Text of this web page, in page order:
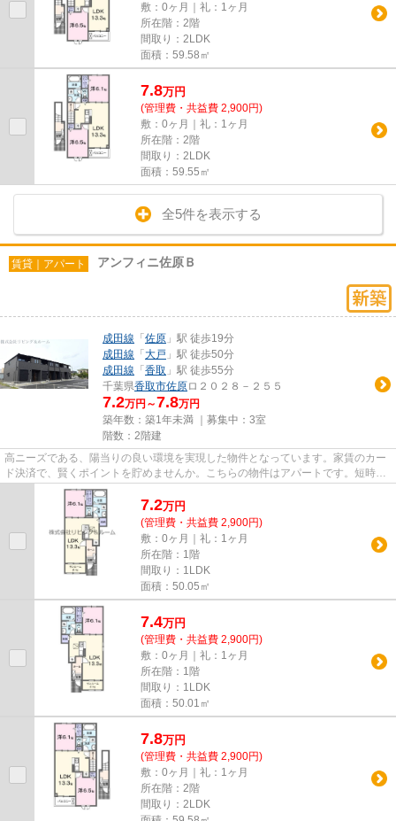
敷：0ヶ月｜礼：1ヶ月
所在階：2階
間取り：2LDK
面積：59.58㎡
7.8万円
(管理費・共益費 2,900円)
敷：0ヶ月｜礼：1ヶ月
所在階：2階
間取り：2LDK
面積：59.55㎡
全5件を表示する
賃貸｜アパート アンフィニ佐原Ｂ
成田線 「 佐原 」駅 徒歩19分
成田線 「 大戸 」駅 徒歩50分
成田線 「 香取 」駅 徒歩55分
千葉県香取市佐原ロ２０２８－２５５
7.2万円～7.8万円
築年数：築1年未満 ｜募集中： 3室
階数：2階建
高ニーズである、陽当りの良い環境を実現した物件となっています。家賃のカー
ド決済で、賢くポイントを貯めませんか。こちらの物件はアパートです。短時間
でごみ出しを終えられるよう...
7.2万円
(管理費・共益費 2,900円)
敷：0ヶ月｜礼：1ヶ月
所在階：1階
間取り：1LDK
面積：50.05㎡
7.4万円
(管理費・共益費 2,900円)
敷：0ヶ月｜礼：1ヶ月
所在階：1階
間取り：1LDK
面積：50.01㎡
7.8万円
(管理費・共益費 2,900円)
敷：0ヶ月｜礼：1ヶ月
所在階：2階
間取り：2LDK